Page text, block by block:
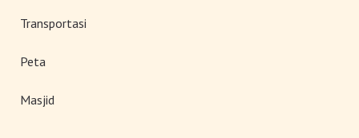
Transportasi
Peta
Masjid